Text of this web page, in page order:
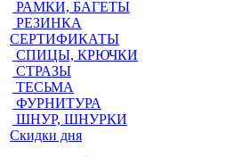
РАМКИ, БАГЕТЫ
РЕЗИНКА
СЕРТИФИКАТЫ
СПИЦЫ, КРЮЧКИ
СТРАЗЫ
ТЕСЬМА
ФУРНИТУРА
ШНУР, ШНУРКИ
Скидки дня